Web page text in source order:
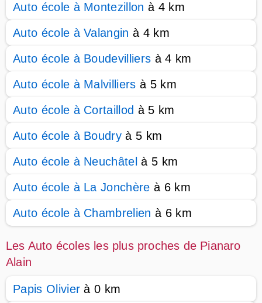
Auto école à Montezillon à 4 km
Auto école à Valangin à 4 km
Auto école à Boudevilliers à 4 km
Auto école à Malvilliers à 5 km
Auto école à Cortaillod à 5 km
Auto école à Boudry à 5 km
Auto école à Neuchâtel à 5 km
Auto école à La Jonchère à 6 km
Auto école à Chambrelien à 6 km
Les Auto écoles les plus proches de Pianaro
Alain
Papis Olivier à 0 km